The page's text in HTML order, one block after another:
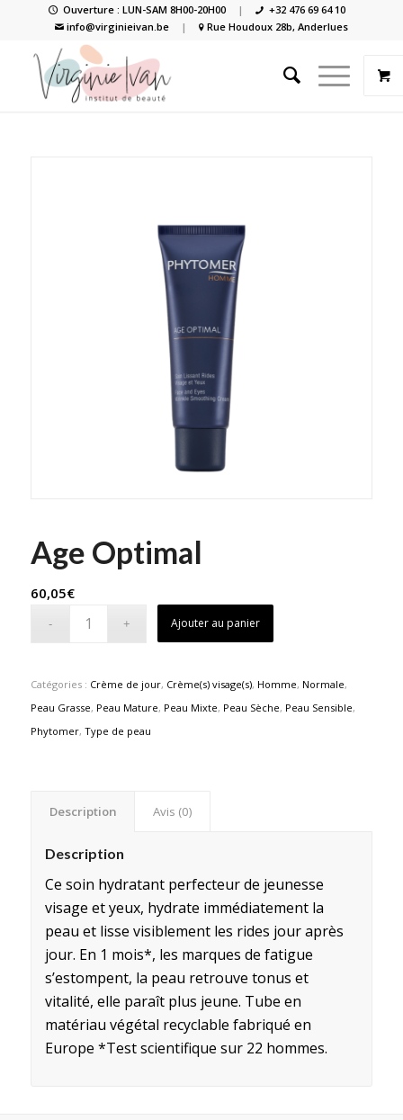
Ouverture : LUN-SAM 8H00-20H00 |
+32 476 69 64 10
info@virginieivan.be
| Rue Houdoux 28b, Anderlues
Age Optimal
60,05€
Ajouter au panier
Catégories : Crème de jour, Crème(s) visage(s), Homme, Normale,
Peau Grasse, Peau Mature, Peau Mixte, Peau Sèche, Peau Sensible,
Phytomer, Type de peau
Description Avis (0)
Description
Ce soin hydratant perfecteur de jeunesse
visage et yeux, hydrate immédiatement la
peau et lisse visiblement les rides jour après
jour. En 1 mois*, les marques de fatigue
s’estompent, la peau retrouve tonus et
vitalité, elle paraît plus jeune. Tube en
matériau végétal recyclable fabriqué en
Europe *Test scientifique sur 22 hommes.